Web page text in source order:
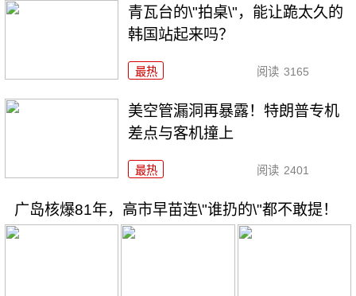
青瓦台的\"拍桌\"，能让跪太久的
韩国站起来吗？
最热 阅读 3165
美空管漏洞再暴露！特朗普专机
差点与客机撞上
最热 阅读 2401
广岛核爆81年，高市早苗连\"谁扔的\"都不敢提！